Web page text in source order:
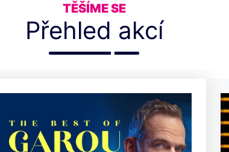
TĚŠÍME SE
Přehled akcí